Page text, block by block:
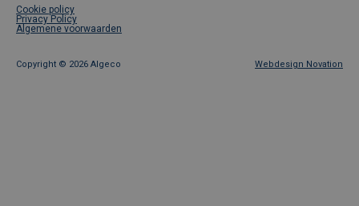
Footer
legal
Cookie policy
Privacy Policy
Algemene voorwaarden
Copyright © 2026 Algeco Webdesign Novation